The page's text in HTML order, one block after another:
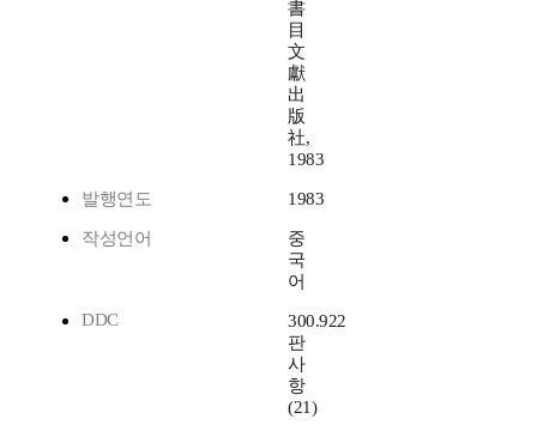
書
目
文
獻
出
版
社,
1983
발행연도 1983
작성언어
중
국
어
DDC
300.922
판
사
항
(21)